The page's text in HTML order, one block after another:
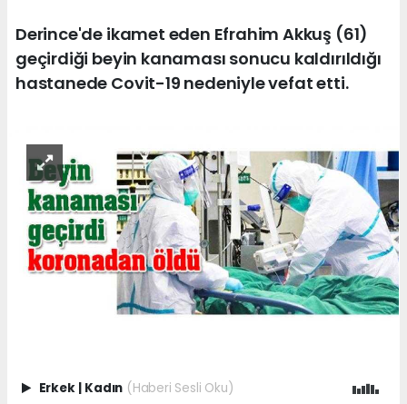
Derince'de ikamet eden Efrahim Akkuş (61)
geçirdiği beyin kanaması sonucu kaldırıldığı
hastanede Covit-19 nedeniyle vefat etti.
Erkek | Kadın (Haberi Sesli Oku)